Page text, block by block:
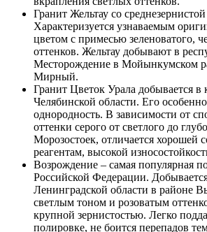
Гранит Жельтау со
Характеризуется узнаваемым
цветом с примесью зеленоватого,
оттенков. Жельтау добывают в
Месторождение в Мойынкумском
Мирный.
Гранит Цветок Урала добывается в
Челябинской области. Его
однородность. В зависимости от
оттенки серого от светлого до
Морозостоек, отличается хорошей
реагентам, высокой
Возрождение – самая популярная
Российской Федерации.
Ленинградской области в районе
светлым тоном и розоватым
крупной зернистостью. Легко
полировке, не боится перепадов